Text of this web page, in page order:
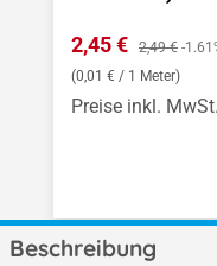
Verkaufspreis:
2,45 € Regulärer
2,49 € -
(0,01 € / 1 Meter)
Preise inkl.
Beschreibung